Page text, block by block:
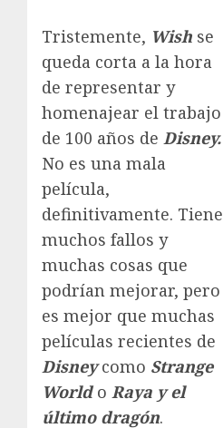
Tristemente, Wish se
queda corta a la hora
de representar y
homenajear el trabajo
de 100 años de Disney.
No es una mala
película,
definitivamente. Tiene
muchos fallos y
muchas cosas que
podrían mejorar, pero
es mejor que muchas
películas recientes de
Disneycomo Strange
Worldo Raya y el
último dragón.